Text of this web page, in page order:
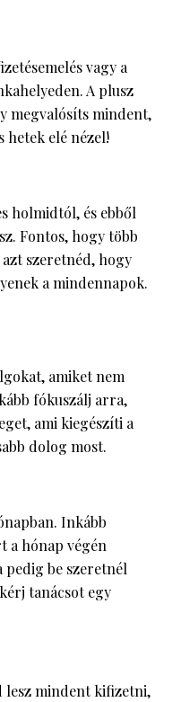
vagy a
A plusz
megvalósíts mindent,
hetek elé nézel!
holmidtól, és ebből
Fontos, hogy több
szeretnéd, hogy
a mindennapok.
amiket nem
fókuszálj arra,
ami kiegészíti a
dolog most.
Inkább
a hónap végén
pedig be szeretnél
tanácsot egy
lesz mindent kifizetni,